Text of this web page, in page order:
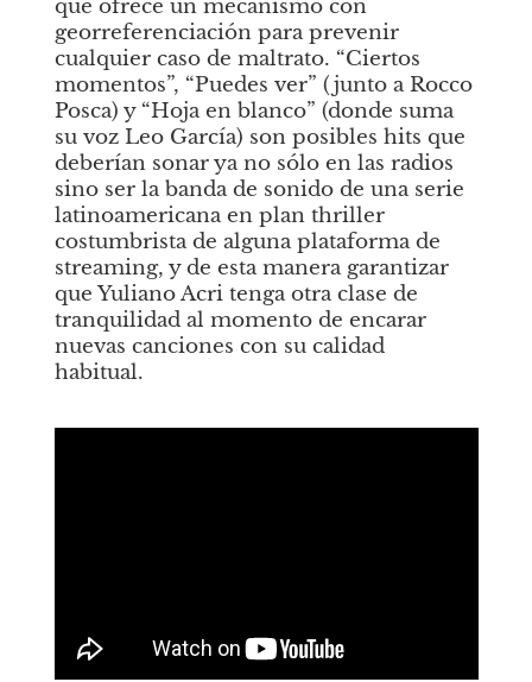
que ofrece un mecanismo con
georreferenciación para prevenir
cualquier caso de maltrato. “Ciertos
momentos”, “Puedes ver” (junto a Rocco
Posca) y “Hoja en blanco” (donde suma
su voz Leo García) son posibles hits que
deberían sonar ya no sólo en las radios
sino ser la banda de sonido de una serie
latinoamericana en plan thriller
costumbrista de alguna plataforma de
streaming, y de esta manera garantizar
que Yuliano Acri tenga otra clase de
tranquilidad al momento de encarar
nuevas canciones con su calidad
habitual.